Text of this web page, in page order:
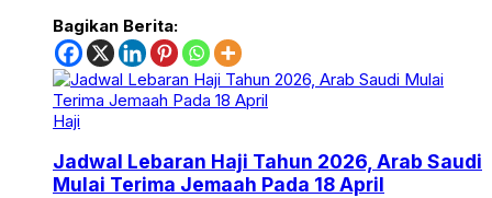
Bagikan Berita:
Haji
Jadwal Lebaran Haji Tahun 2026, Arab Saudi
Mulai Terima Jemaah Pada 18 April